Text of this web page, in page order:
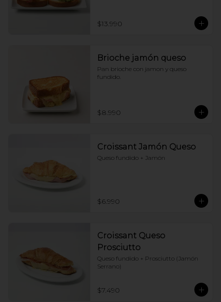
$13.990
Brioche jamón queso
Pan brioche con jamon y queso
fundido.
$8.990
Croissant Jamón Queso
Queso fundido + Jamón
$6.990
Croissant Queso
Prosciutto
Queso fundido + Prosciutto (Jamón
Serrano)
$7.490